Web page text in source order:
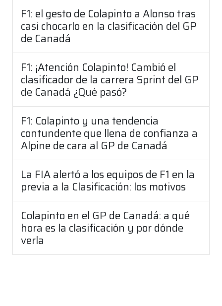
F1: el gesto de Colapinto a Alonso tras
casi chocarlo en la clasificación del GP
de Canadá
F1: ¡Atención Colapinto! Cambió el
clasificador de la carrera Sprint del GP
de Canadá ¿Qué pasó?
F1: Colapinto y una tendencia
contundente que llena de confianza a
Alpine de cara al GP de Canadá
La FIA alertó a los equipos de F1 en la
previa a la Clasificación: los motivos
Colapinto en el GP de Canadá: a qué
hora es la clasificación y por dónde
verla